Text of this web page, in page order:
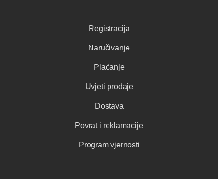
Registracija
Naručivanje
Plaćanje
Uvjeti prodaje
Dostava
Povrat i reklamacije
Program vjernosti